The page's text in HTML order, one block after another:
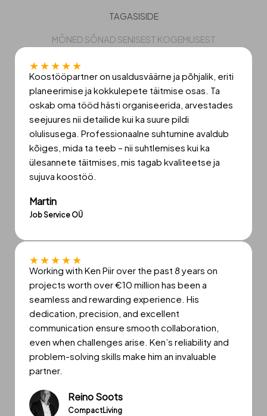
TAGASISIDE
MÕNED SÕNAD SENISEST KOGEMUSEST
★★★★★
Koostööpartner on usaldusväärne ja põhjalik, eriti
planeerimise ja kokkulepete täitmise osas. Ta
oskab oma tööd hästi organiseerida, arvestades
seejuures nii detailide kui ka suure pildi
olulisusega. Professionaalne suhtumine avaldub
kõiges, mida ta teeb – nii suhtlemises kui ka
ülesannete täitmises, mis tagab kvaliteetse ja
sujuva koostöö.
Martin
Job Service OÜ
★★★★★
Working with Ken Piir over the past 8 years on
projects worth over €10 million has been a
seamless and rewarding experience. His
dedication, precision, and excellent
communication ensure smooth collaboration,
even when challenges arise. Ken’s reliability and
problem-solving skills make him an invaluable
partner.
Reino Soots
CompactLiving